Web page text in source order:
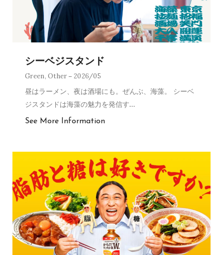
シーベジスタンド
Green,Other 2026/05
昼はラーメン、夜は酒場にも。ぜんぶ、海藻。 シーベ
ジスタンドは海藻の魅力を発信す…
See More Information